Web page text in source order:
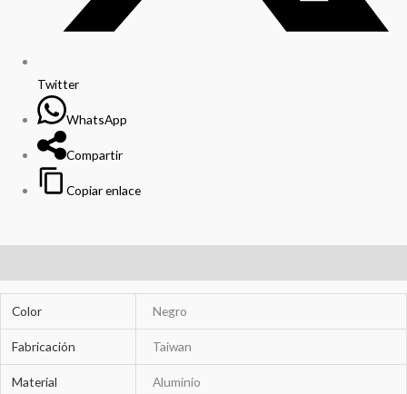
Twitter
WhatsApp
Compartir
Copiar enlace
Color Negro
Fabricación Taiwan
Material Aluminio